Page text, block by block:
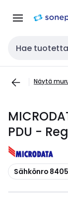
navigointiin
Haku
Näytä
PDU -
Kopioi
Sähkönro